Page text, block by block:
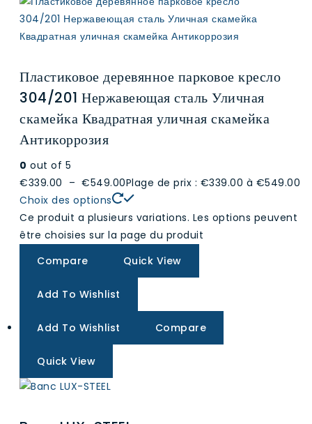
Пластиковое деревянное парковое кресло
304/201 Нержавеющая сталь Уличная
скамейка Квадратная уличная скамейка
Антикоррозия
0 out of 5
€339.00 – €549.00Plage de prix : €339.00 à €549.00
Choix des options
Ce produit a plusieurs variations. Les options peuvent
être choisies sur la page du produit
Compare
Quick View
Add To Wishlist
Add To Wishlist Compare
Quick View